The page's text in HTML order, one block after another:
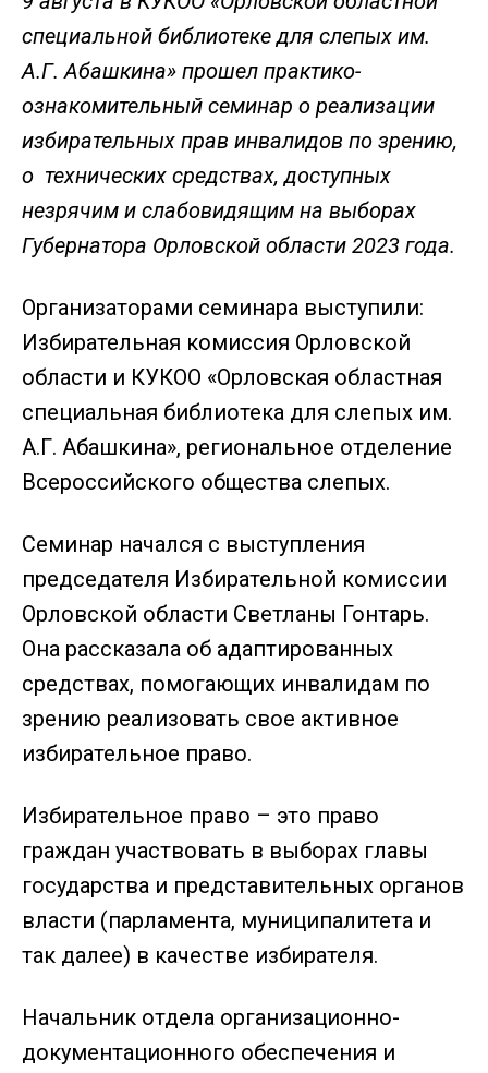
специальной библиотеке для слепых им.
А.Г. Абашкина» прошел практико-
ознакомительный семинар о реализации
избирательных прав инвалидов по зрению,
о технических средствах, доступных
незрячим и слабовидящим на выборах
Губернатора Орловской области 2023 года.
Организаторами семинара выступили:
Избирательная комиссия Орловской
области и КУКОО «Орловская областная
специальная библиотека для слепых им.
А.Г. Абашкина», региональное отделение
Всероссийского общества слепых.
Семинар начался с выступления
председателя Избирательной комиссии
Орловской области Светланы Гонтарь.
Она рассказала об адаптированных
средствах, помогающих инвалидам по
зрению реализовать свое активное
избирательное право.
Избирательное право – это право
граждан участвовать в выборах главы
государства и представительных органов
власти (парламента, муниципалитета и
так далее) в качестве избирателя.
Начальник отдела организационно-
документационного обеспечения и